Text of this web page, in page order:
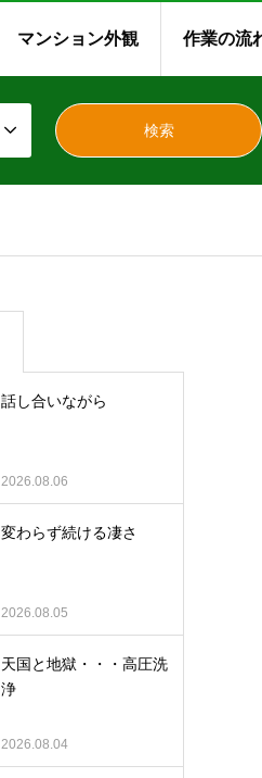
マンション外観 作業の流
話し合いながら
2026.08.06
変わらず続ける凄さ
2026.08.05
天国と地獄・・・高圧洗
浄
2026.08.04